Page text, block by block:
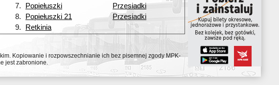
7. Popiełuszki
Przesiadki
8. Popiełuszki 21
Przesiadki
9.
Retkinia
Kopiowanie i rozpowszechnianie ich bez pisemnej zgody MPK-
jest zabronione.